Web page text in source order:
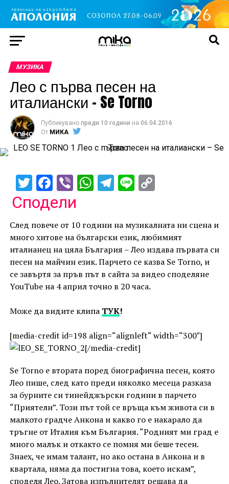
МУЗИКА
Лео с първа песен на
италиански – Se Torno
Публикувано преди 10 години на 06.04.2016
От МИКА
TwitterFacebook
ViberWhatsApp
Telegram
Line
Сподели
След повече от 10 години на музикалната ни сцена и
много хитове на български език, любимият
италианец на цяла България – Лео издава първата си
песен на майчин език. Парчето се казва Se Torno, и
се завъртя за пръв път в сайта за видео споделяне
YouTube на 4 април точно в 20 часа.
Може да видите клипа ТУК!
[media-credit id=198 align=“alignleft“ width=“300″]
[/media-credit]
Se Torno е втората поред биографична песен, която
Лео пише, след като преди няколко месеца разказа
за бурните си тинейджърски години в парчето
“Приятели”. Този път той се връща към живота си в
малкото градче Анкона и какво го е накарало да
тръгне от Италия към България. “Родният ми град е
много малък и откакто се помня ми беше тесен.
Знаех, че имам талант, но ако остана в Анкона и в
квартала, няма да постигна това, което искам”,
споделя Лео. Затова изпълнителят решава да